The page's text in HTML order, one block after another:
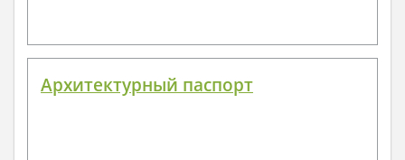
Архитектурный паспорт